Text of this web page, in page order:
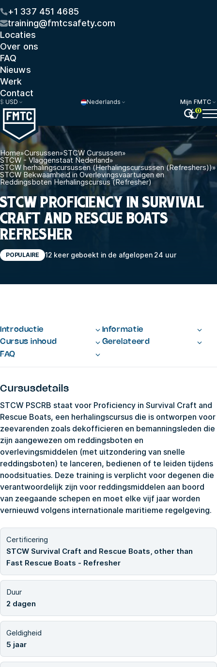
+1 337 451 4685
training@fmtcsafety.com
Locaties
Over ons
FAQ
Nieuws
Werk
Contact
$ USD Nederlands
Mijn FMTC
0
Home»Cursussen»STCW Cursussen»
STCW - Vlaggenstaat Nederland»
STCW herhalingscursussen (Herhalingscursussen (Refreshers))»
STCW Bekwaamheid in Overlevingsvaartuigen en
Reddingsboten Herhalingscursus (Refresher)
STCW PROFICIENCY IN SURVIVAL
CRAFT AND RESCUE BOATS
REFRESHER
POPULAIRE 12 keer geboekt in de afgelopen 24 uur
Introductie
Informatie
Cursus inhoud
Gerelateerd
FAQ
Cursusdetails
STCW PSCRB staat voor Proficiency in Survival Craft and
Rescue Boats, een herhalingscursus die is ontworpen voor
zeevarenden zoals dekofficieren en bemanningsleden die
zijn aangewezen om reddingsboten en
overlevingsmiddelen (met uitzondering van snelle
reddingsboten) te lanceren, bedienen of te leiden tijdens
noodsituaties. Deze training is verplicht voor degenen die
verantwoordelijk zijn voor reddingsmiddelen aan boord
van zeegaande schepen en moet elke vijf jaar worden
vernieuwd volgens internationale maritieme regelgeving.
Certificering
STCW Survival Craft and Rescue Boats, other than
Fast Rescue Boats - Refresher
Duur
2 dagen
Geldigheid
5 jaar